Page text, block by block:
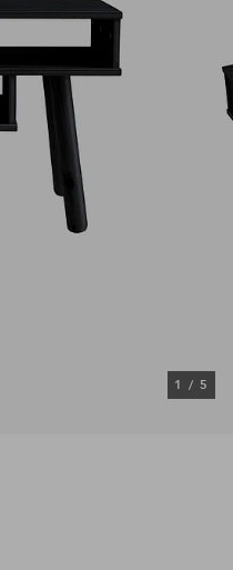
1 / 5